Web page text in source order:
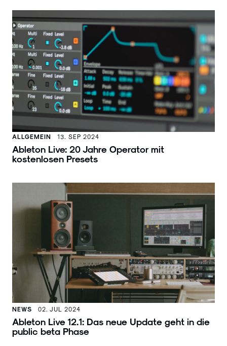
ALLGEMEIN 13. SEP 2024
Ableton Live: 20 Jahre Operator mit
kostenlosen Presets
NEWS 02. JUL 2024
Ableton Live 12.1: Das neue Update geht in die
public beta Phase